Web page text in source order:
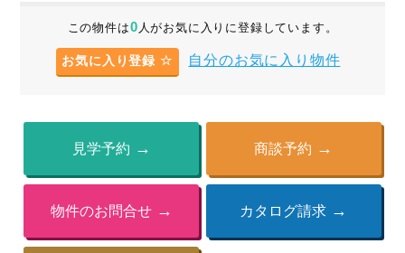
この物件は0 人がお気に入りに登録しています。
お気に入り登録 自分のお気に入り物件
見学予約 商談予約
物件のお問合せ カタログ請求